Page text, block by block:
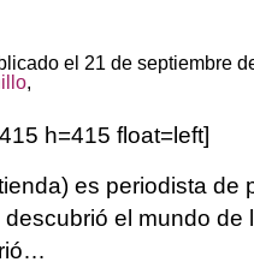
el 21 de septiembre
,
h=415 float=left]
es periodista de
el mundo de